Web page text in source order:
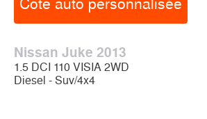
Cote auto personnalisée
Nissan Juke 2013
1.5 DCI 110 VISIA 2WD
Diesel - Suv/4x4